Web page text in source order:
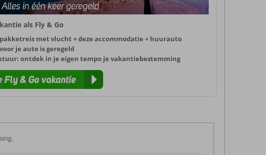
als Fly & Go
met vlucht + deze accommodatie + huurauto
je auto is geregeld
ontdek in je eigen tempo je vakantiebestemming
Fly & Go vakantie